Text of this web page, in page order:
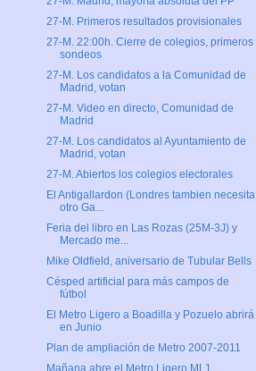
27-M. Primeros resultados provisionales
27-M. 22:00h. Cierre de colegios, primeros
sondeos
27-M. Los candidatos a la Comunidad de
Madrid, votan
27-M. Video en directo, Comunidad de
Madrid
27-M. Los candidatos al Ayuntamiento de
Madrid, votan
27-M. Abiertos los colegios electorales
El Antigallardon (Londres tambien necesita
otro Ga...
Feria del libro en Las Rozas (25M-3J) y
Mercado me...
Mike Oldfield, aniversario de Tubular Bells
Césped artificial para más campos de
fútbol
El Metro Ligero a Boadilla y Pozuelo abrirá
en Junio
Plan de ampliación de Metro 2007-2011